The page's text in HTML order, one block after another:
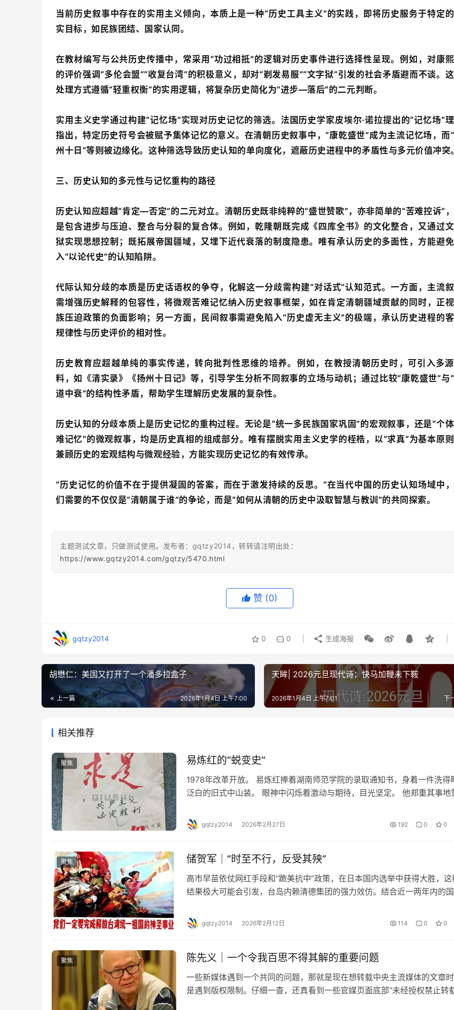
当前历史叙事中存在的实用主义倾向，本质上是一种“历史工具主义”的实践，即将历史服务于特定
实目标，如民族团结、国家认同。
在教材编写与公共历史传播中，常采用“功过相抵”的逻辑对历史事件进行选择性呈现。例如，对康熙
的评价强调“多伦会盟”“收复台湾”的积极意义，却对“剃发易服”“文字狱”引发的社会矛盾避而不谈。
处理方式遵循“轻重权衡”的实用逻辑，将复杂历史简化为“进步—落后”的二元判断。
实用主义史学通过构建“记忆场”实现对历史记忆的筛选。法国历史学家皮埃尔·诺拉提出的“记忆场”
指出，特定历史符号会被赋予集体记忆的意义。在清朝历史叙事中，“康乾盛世”成为主流记忆场，而
州十日”等则被边缘化。这种筛选导致历史认知的单向度化，遮蔽历史进程中的矛盾性与多元价值冲突
三、历史认知的多元性与记忆重构的路径
历史认知应超越“肯定—否定”的二元对立。清朝历史既非纯粹的“盛世赞歌”，亦非简单的“苦难控诉”
是包含进步与压迫、整合与分裂的复合体。例如，乾隆朝既完成《四库全书》的文化整合，又通过
狱实现思想控制；既拓展帝国疆域，又埋下近代衰落的制度隐患。唯有承认历史的多面性，方能避
入“以论代史”的认知陷阱。
代际认知分歧的本质是历史话语权的争夺，化解这一分歧需构建“对话式”认知范式。一方面，主流
需增强历史解释的包容性，将微观苦难记忆纳入历史叙事框架，如在肯定清朝疆域贡献的同时，正
族压迫政策的负面影响；另一方面，民间叙事需避免陷入“历史虚无主义”的极端，承认历史进程的
规律性与历史评价的相对性。
历史教育应超越单纯的事实传递，转向批判性思维的培养。例如，在教授清朝历史时，可引入多
料，如《清实录》《扬州十日记》等，引导学生分析不同叙事的立场与动机；通过比较“康乾盛世”与
道中衰”的结构性矛盾，帮助学生理解历史发展的复杂性。
历史认知的分歧本质上是历史记忆的重构过程。无论是“统一多民族国家巩固”的宏观叙事，还是“个
难记忆”的微观叙事，均是历史真相的组成部分。唯有摆脱实用主义史学的桎梏，以“求真”为基本原则
兼顾历史的宏观结构与微观经验，方能实现历史记忆的有效传承。
“历史记忆的价值不在于提供凝固的答案，而在于激发持续的反思。”在当代中国的历史认知场域中
们需要的不仅仅是“清朝属于谁”的争论，而是“如何从清朝的历史中汲取智慧与教训”的共同探索。
主题测试文章，只做测试使用。发布者：gqtzy2014，转转请注明出处：
https://www.gqtzy2014.com/gqtzy/5470.html
赞 (0)
gqtzy2014 0 0 生成海报
胡懋仁：美国又打开了一个潘多拉盒子
上一篇 2026年1月4日 上午7:00
天眸| 2026元旦现代诗：快马加鞭未下鞍
下
2026年1月4日 上午7:01
相关推荐
聚焦 易炼红的“蜕变史”
1978年改革开放。 易炼红捧着湖南师范学院的录取通知书，身着一件洗得
泛白的旧式中山装。 眼神中闪烁着激动与期待，目光坚定。 他郑重其事地
干部砰砰砰地下马，他蹭蹭蹭地升官。 还有一些人呼啦啦地发财，赚的盆满
满。 90年代，易炼红升任湖南省委党校副校长。 …
gqtzy2014 2026年2月27日 192 0 0
聚焦 储贺军｜“时至不行，反受其殃”
高市早苗依仗网红手段和“跪美抗中”政策，在日本国内选举中获得大胜，这
结果极大可能会引发，台岛内赖清德集团的强力效仿。结合近一两年内的国
的理由和借口。 特朗普政权新的国际战略正在转型、定型，表面上和中国寻
和解与商业机会，桌面之下利用各种手段，制造与我们的争端。美国…
gqtzy2014 2026年2月12日 114 0 0
聚焦 陈先义｜一个令我百思不得其解的重要问题
一些新媒体遇到一个共同的问题，那就是现在想转载中央主流媒体的文章
是遇到版权限制。仔细一查，还真看到一些官媒页面底部“未经授权禁止转